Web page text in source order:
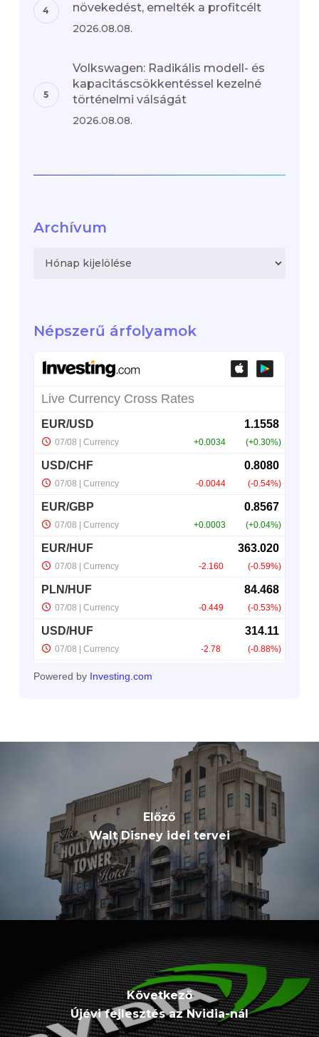
növekedést, emelték a profitcélt
2026.08.08.
Volkswagen: Radikális modell- és
kapacitáscsökkentéssel kezelné
történelmi válságát
2026.08.08.
Archívum
Népszerű árfolyamok
Powered by Investing.com
Előző
Walt Disney idei tervei
Következő
Újévi fejlesztés az Nvidia-nál